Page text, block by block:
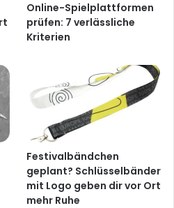
Online-Spielplattformen
prüfen: 7 verlässliche
Kriterien
Festivalbändchen
geplant? Schlüsselbänder
mit Logo geben dir vor Ort
mehr Ruhe